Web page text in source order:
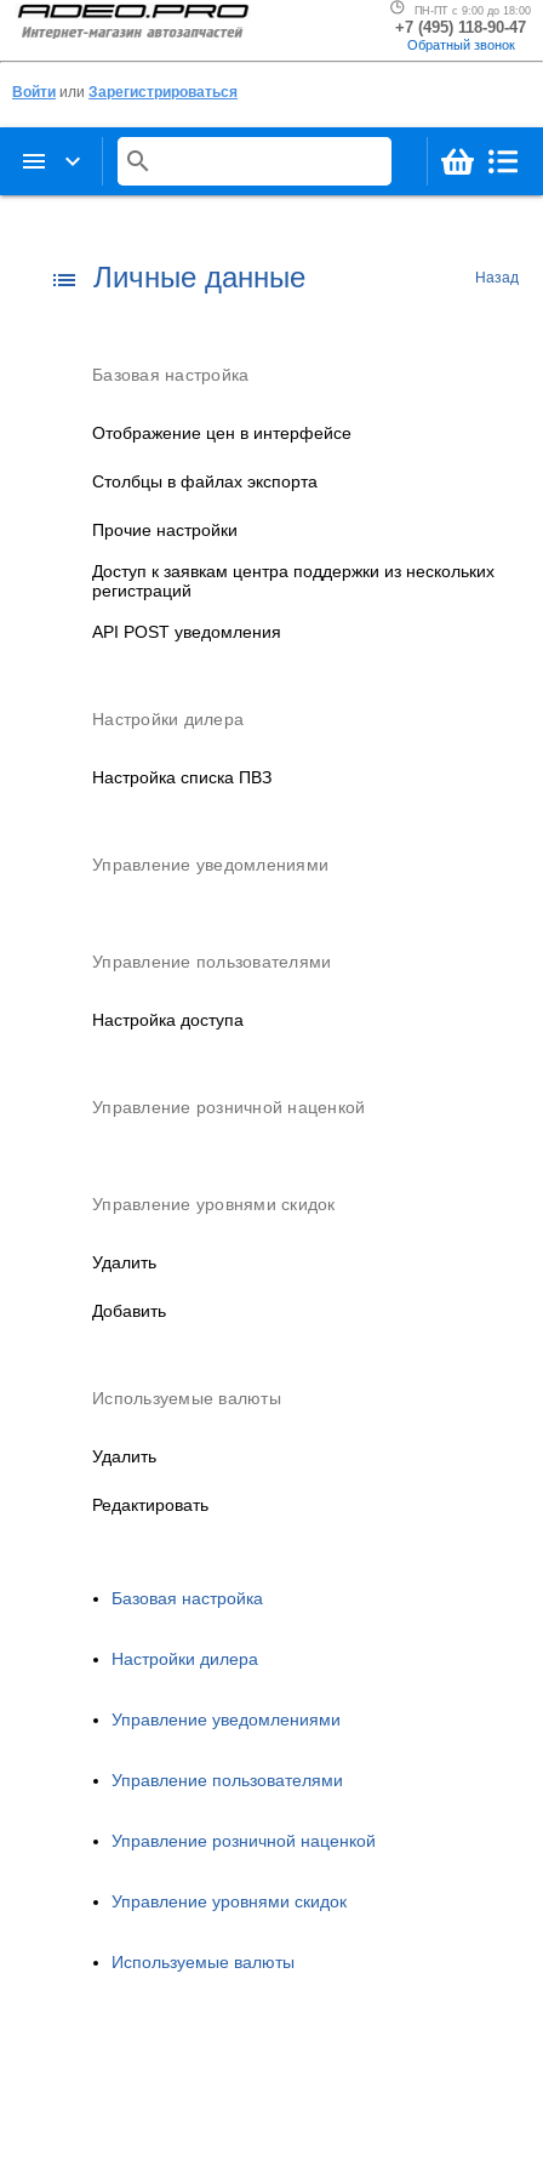
ПН-ПТ с 9:00 до 18:00
+7 (495) 118-90-47
Обратный звонок
Войти или Зарегистрироваться
menu keyboard_arrow_down search
list Личные данные Назад
Базовая настройка
Отображение цен в интерфейсе
Столбцы в файлах экспорта
Прочие настройки
Доступ к заявкам центра поддержки из нескольких
регистраций
API POST уведомления
Настройки дилера
Настройка списка ПВЗ
Управление уведомлениями
Управление пользователями
Настройка доступа
Управление розничной наценкой
Управление уровнями скидок
Удалить
Добавить
Используемые валюты
Удалить
Редактировать
Базовая настройка
Настройки дилера
Управление уведомлениями
Управление пользователями
Управление розничной наценкой
Управление уровнями скидок
Используемые валюты